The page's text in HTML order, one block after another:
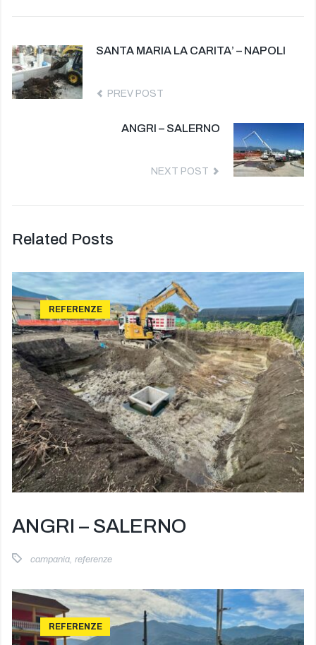
SANTA MARIA LA CARITA’ – NAPOLI
PREV POST
ANGRI – SALERNO
NEXT POST
Related Posts
REFERENZE
ANGRI – SALERNO
campania, referenze
REFERENZE